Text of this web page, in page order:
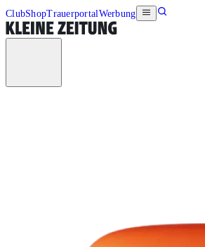
ClubShopTrauerportalWerbung